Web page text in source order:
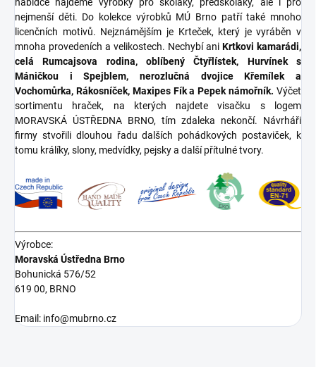
nabídce najdeme výrobky pro školáky, předškoláky, ale i pro
nejmenší děti. Do kolekce výrobků MÚ Brno patří také mnoho
licenčních motivů. Nejznámějším je Krteček, který je vyráběn v
mnoha provedeních a velikostech. Nechybí ani Krtkovi kamarádi,
celá Rumcajsova rodina, oblíbený Čtyřlístek, Hurvínek s
Máničkou i Spejblem, nerozlučná dvojice Křemílek a
Vochomůrka, Rákosníček, Maxipes Fík a Pepek námořník. Výčet
sortimentu hraček, na kterých najdete visačku s logem
MORAVSKÁ ÚSTŘEDNA BRNO, tím zdaleka nekončí. Návrháři
firmy stvořili dlouhou řadu dalších pohádkových postaviček, k
tomu králíky, slony, medvídky, pejsky a další přítulné tvory.
Výrobce:
Moravská Ústředna Brno
Bohunická 576/52
619 00, BRNO
Email: info@mubrno.cz